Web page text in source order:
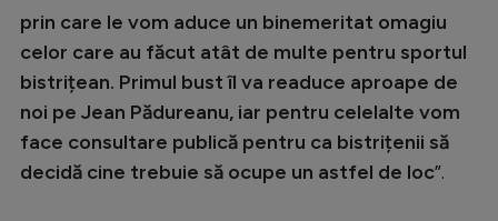
prin care le vom aduce un binemeritat omagiu
celor care au făcut atât de multe pentru sportul
bistrițean. Primul bust îl va readuce aproape de
noi pe Jean Pădureanu, iar pentru celelalte vom
face consultare publică pentru ca bistrițenii să
decidă cine trebuie să ocupe un astfel de loc”.